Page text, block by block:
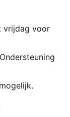
kraag voor
pasvorm
voor
en
vrijdag voor